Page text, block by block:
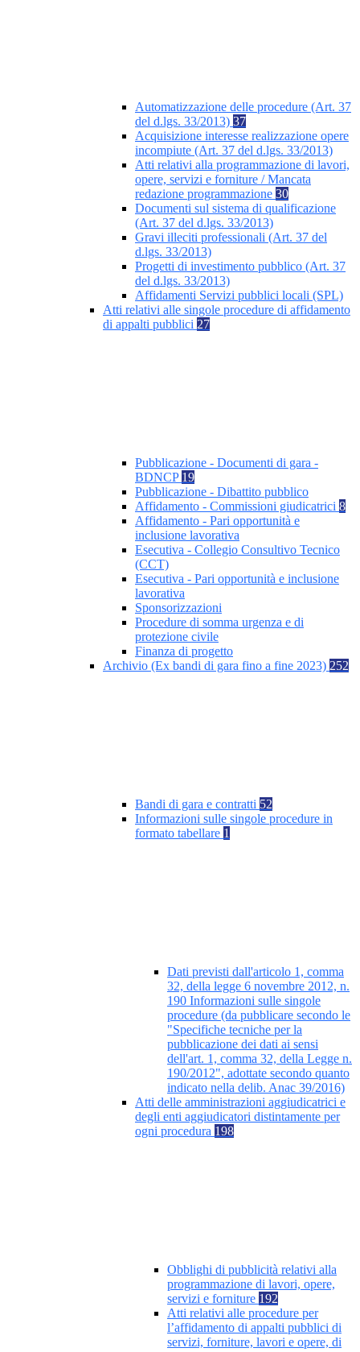
Automatizzazione delle procedure (Art. 37
del d.lgs. 33/2013) 37
Acquisizione interesse realizzazione opere
incompiute (Art. 37 del d.lgs. 33/2013)
Atti relativi alla programmazione di lavori,
opere, servizi e forniture / Mancata
redazione programmazione 30
Documenti sul sistema di qualificazione
(Art. 37 del d.lgs. 33/2013)
Gravi illeciti professionali (Art. 37 del
d.lgs. 33/2013)
Progetti di investimento pubblico (Art. 37
del d.lgs. 33/2013)
Affidamenti Servizi pubblici locali (SPL)
Atti relativi alle singole procedure di affidamento
di appalti pubblici 27
Pubblicazione - Documenti di gara -
BDNCP 19
Pubblicazione - Dibattito pubblico
Affidamento - Commissioni giudicatrici 8
Affidamento - Pari opportunità e
inclusione lavorativa
Esecutiva - Collegio Consultivo Tecnico
(CCT)
Esecutiva - Pari opportunità e inclusione
lavorativa
Sponsorizzazioni
Procedure di somma urgenza e di
protezione civile
Finanza di progetto
Archivio (Ex bandi di gara fino a fine 2023) 252
Bandi di gara e contratti 52
Informazioni sulle singole procedure in
formato tabellare 1
Dati previsti dall'articolo 1, comma
32, della legge 6 novembre 2012, n.
190 Informazioni sulle singole
procedure (da pubblicare secondo le
"Specifiche tecniche per la
pubblicazione dei dati ai sensi
dell'art. 1, comma 32, della Legge n.
190/2012", adottate secondo quanto
indicato nella delib. Anac 39/2016)
Atti delle amministrazioni aggiudicatrici e
degli enti aggiudicatori distintamente per
ogni procedura 198
Obblighi di pubblicità relativi alla
programmazione di lavori, opere,
servizi e forniture 192
Atti relativi alle procedure per
l’affidamento di appalti pubblici di
servizi, forniture, lavori e opere, di